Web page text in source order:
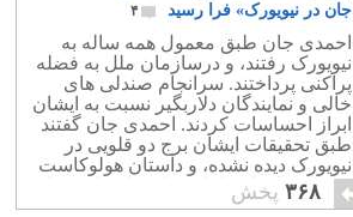
جان در نیویورک» فرا رسید
۴
احمدی جان طبق معمول همه ساله به
نیویورک رفتند، و درسازمان ملل به فضله
پراکنی پرداختند. سرانجام صندلی های
خالی و نمایندگان دلاربگیر نسبت به ایشان
ابراز احساسات کردند. احمدی جان گفتند
طبق تحقیقات ایشان برج دو قلویی در
نیویورک دیده نشده، و داستان هولوکاست
هم بچه های اسرائیلی برای فلسطینی ها
ساخته اند.
۳۶۸ پخش